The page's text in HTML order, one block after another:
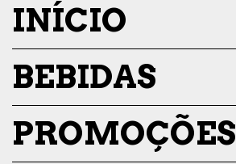
INÍCIO
BEBIDAS
PROMOÇÕES